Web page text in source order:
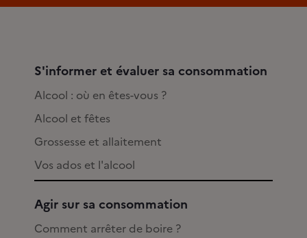
S'informer et évaluer sa consommation
Alcool : où en êtes-vous ?
Alcool et fêtes
Grossesse et allaitement
Vos ados et l'alcool
Agir sur sa consommation
Comment arrêter de boire ?